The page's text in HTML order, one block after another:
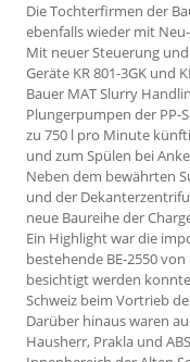
Die Tochterfirmen der
ebenfalls wieder mit
Mit neuer Steuerung
Geräte KR 801-3GK und
Bauer MAT Slurry
Plunger­pumpen der PP-
zu 750 l pro Minute
und zum Spülen bei
Neben dem bewährten
und der
neue Baureihe der
Ein Highlight war die
bestehende BE-2550
besichtigt werden
Schweiz beim Vortrieb
Darüber hinaus waren
Hausherr, Prakla und